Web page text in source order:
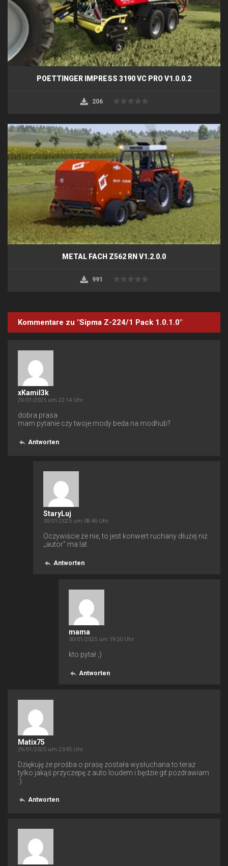
POETTINGER IMPRESS 3190 VC PRO V1.0.0.2
206
METAL FACH Z562 RN V1.2.0.0
991
Kommentare zu "Sipma Z-224/1 Pack 1.0.1.0"
xKamil3k
29/01/2025 um 22:14 Uhr
dobra prasa
mam pytanie czy twoje mody beda na modhub?
Antworten
StaryLuj
30/01/2025 um 08:46 Uhr
Oczywiście że nie, to jest konwert ruchany dłużej niż
„autor“ ma lat
Antworten
mama
30/01/2025 um 19:50 Uhr
kto pytał ;)
Antworten
Matix75
29/01/2025 um 23:45 Uhr
Dziękuję że prośba o prasę została wysłuchana to teraz
tylko jakąś przyczepę z auto loudem i będzie git pozdrawiam
:)
Antworten